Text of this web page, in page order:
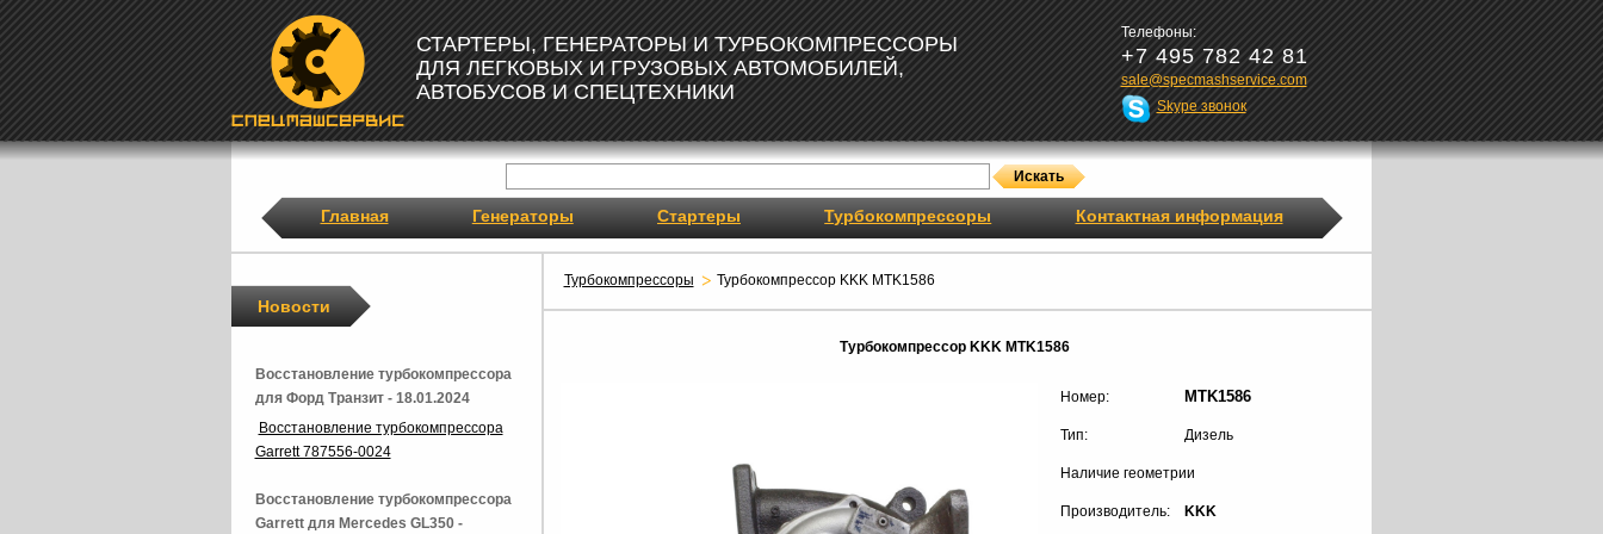
СТАРТЕРЫ, ГЕНЕРАТОРЫ И ТУРБОКОМПРЕССОРЫ
ДЛЯ ЛЕГКОВЫХ И ГРУЗОВЫХ АВТОМОБИЛЕЙ,
АВТОБУСОВ И СПЕЦТЕХНИКИ
Телефоны:
+7 495 782 42 81
sale@specmashservice.com
Skype звонок
Главная Генераторы Стартеры Турбокомпрессоры Контактная информация
Турбокомпрессоры Турбокомпрессор KKK MTK1586
Турбокомпрессор KKK MTK1586
Номер: MTK1586
Тип: Дизель
Наличие геометрии
Производитель: KKK
Новости
Восстановление турбокомпрессора
для Форд Транзит - 18.01.2024
Восстановление турбокомпрессора
Garrett 787556-0024
Восстановление турбокомпрессора
Garrett для Mercedes GL350 -